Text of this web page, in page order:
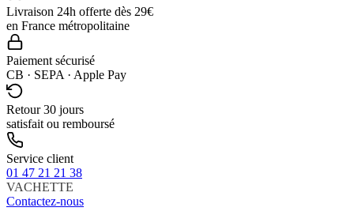
Livraison 24h offerte dès 29€
en France métropolitaine
Paiement sécurisé
CB · SEPA · Apple Pay
Retour 30 jours
satisfait ou remboursé
Service client
01 47 21 21 38
VACHETTE
Contactez-nous